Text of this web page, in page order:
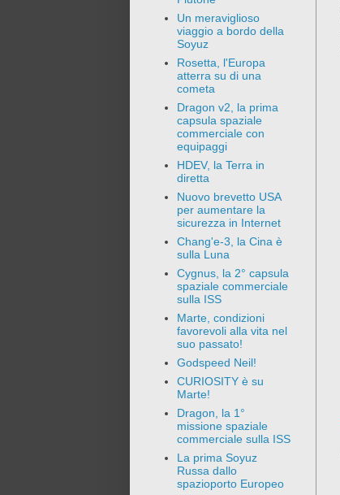
Un meraviglioso
viaggio a bordo della
Soyuz
Rosetta, l'Europa
atterra su di una
cometa
Dragon v2, la prima
capsula spaziale
commerciale con
equipaggi
HDEV, la Terra in
diretta
Nuovo brevetto USA
per aumentare la
sicurezza in Internet
Chang'e-3, la Cina è
sulla Luna
Cygnus, la 2° capsula
spaziale commerciale
sulla ISS
Marte, condizioni
favorevoli alla vita nel
suo passato!
Godspeed Neil!
CURIOSITY è su
Marte!
Dragon, la 1°
missione spaziale
commerciale sulla ISS
La prima Soyuz
Russa dallo
spazioporto Europeo